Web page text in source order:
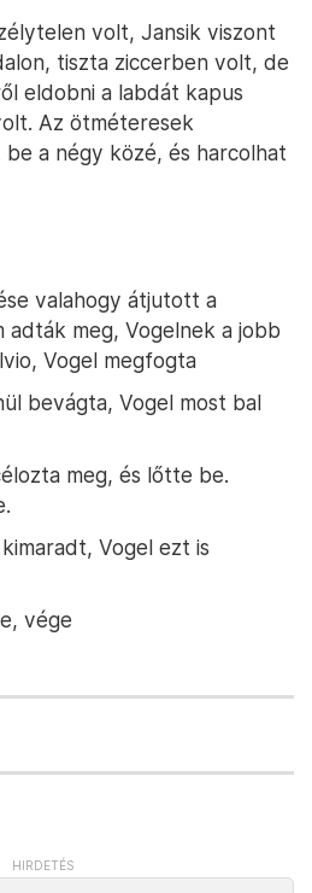
volt, Jansik viszont
tiszta ziccerben volt, de
eldobni a labdát kapus
Az ötméteresek
a négy közé, és harcolhat
valahogy átjutott a
adták meg, Vogelnek a jobb
Vogel megfogta
bevágta, Vogel most bal
meg, és lőtte be.
Vogel ezt is
vége